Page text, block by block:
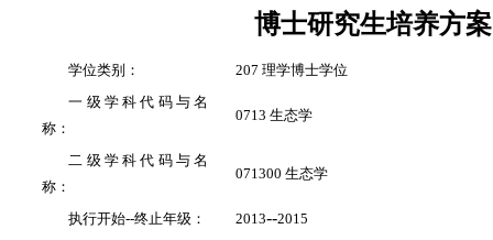
博士研究生培养方案
学位类别：
207 理学博士学位
一级学科代码与名
称：
0713 生态学
二级学科代码与名
称：
071300 生态学
执行开始--终止年级： 2013--2015